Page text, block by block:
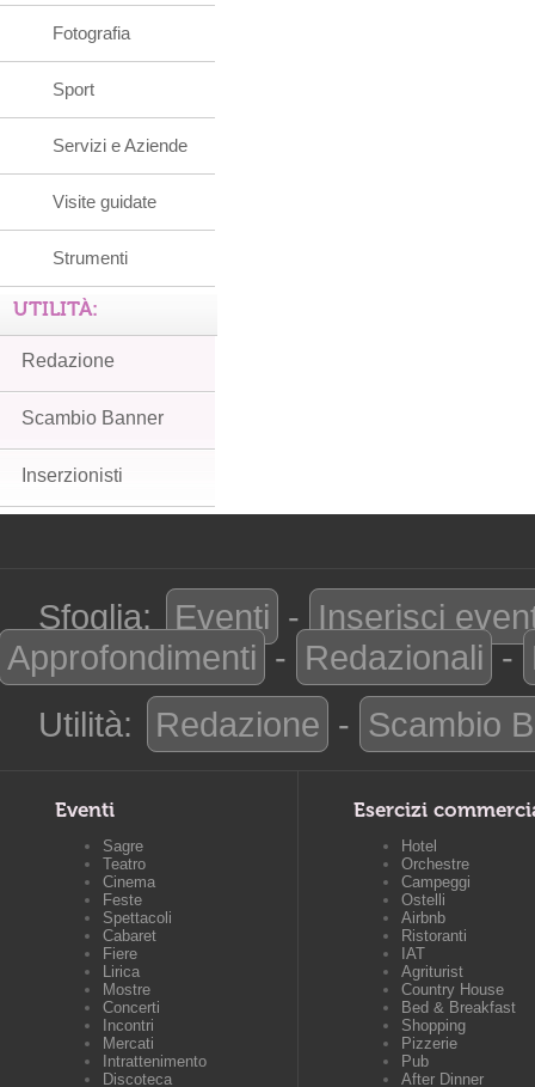
Fotografia
Sport
Servizi e Aziende
Visite guidate
Strumenti
UTILITÀ:
Redazione
Scambio Banner
Inserzionisti
Sfoglia: Eventi - Inserisci
Approfondimenti - Redazionali -
Utilità:
Redazione - Scambio
Eventi
Sagre
Teatro
Cinema
Feste
Spettacoli
Cabaret
Fiere
Lirica
Mostre
Concerti
Incontri
Mercati
Intrattenimento
Discoteca
Esercizi
Hotel
Orchestre
Campeggi
Ostelli
Airbnb
Ristoranti
IAT
Agriturist
Country House
Bed & Breakfast
Shopping
Pizzerie
Pub
After Dinner